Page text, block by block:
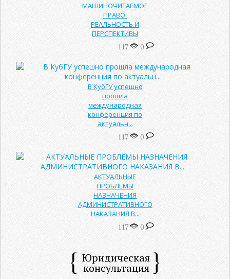
МАШИНОЧИТАЕМОЕ
ПРАВО:
РЕАЛЬНОСТЬ И
ПЕРСПЕКТИВЫ
117 0
В КубГУ успешно
прошла
международная
конференция по
актуальн...
117 0
АКТУАЛЬНЫЕ
ПРОБЛЕМЫ
НАЗНАЧЕНИЯ
АДМИНИСТРАТИВНОГО
НАКАЗАНИЯ В...
117 0
Юридическая
консультация